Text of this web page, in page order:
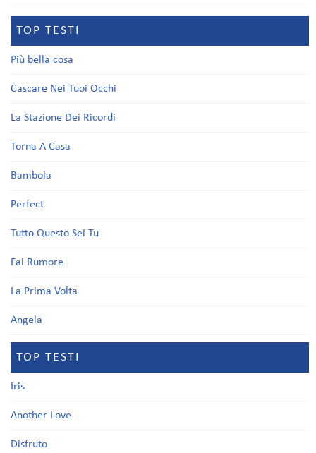
TOP TESTI
Più bella cosa
Cascare Nei Tuoi Occhi
La Stazione Dei Ricordi
Torna A Casa
Bambola
Perfect
Tutto Questo Sei Tu
Fai Rumore
La Prima Volta
Angela
TOP TESTI
Iris
Another Love
Disfruto